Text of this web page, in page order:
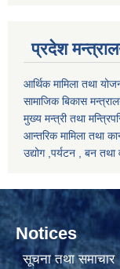
प्रदेश
आर्थिक मामिला तथा
सामाजिक बिकास
मुख्य मन्त्री तथा
आन्तरिक मामिला तथा
उद्योग ,पर्यटन , बन तथा
Notices
सूचना तथा समाचार